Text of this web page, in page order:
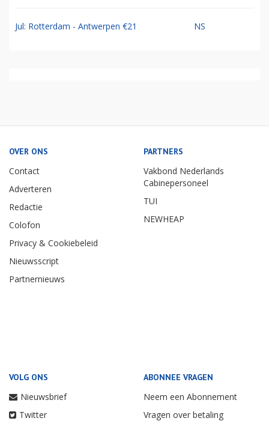
Jul: Rotterdam - Antwerpen €21 NS
OVER ONS
Contact
Adverteren
Redactie
Colofon
Privacy & Cookiebeleid
Nieuwsscript
Partnernieuws
PARTNERS
Vakbond Nederlands
Cabinepersoneel
TUI
NEWHEAP
VOLG ONS
Nieuwsbrief
Twitter
ABONNEE VRAGEN
Neem een Abonnement
Vragen over betaling